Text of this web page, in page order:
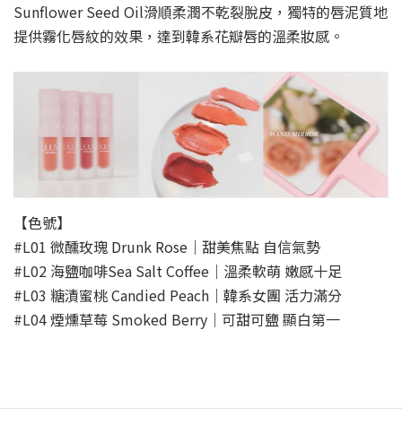
Sunflower Seed Oil滑順柔潤不乾裂脫皮，獨特的唇泥質地
提供霧化唇紋的效果，達到韓系花瓣唇的溫柔妝感。
【色號】
#L01 微醺玫瑰 Drunk Rose｜甜美焦點 自信氣勢
#L02 海鹽咖啡Sea Salt Coffee｜溫柔軟萌 嫩感十足
#L03 糖漬蜜桃 Candied Peach｜韓系女團 活力滿分
#L04 煙燻草莓 Smoked Berry｜可甜可鹽 顯白第一